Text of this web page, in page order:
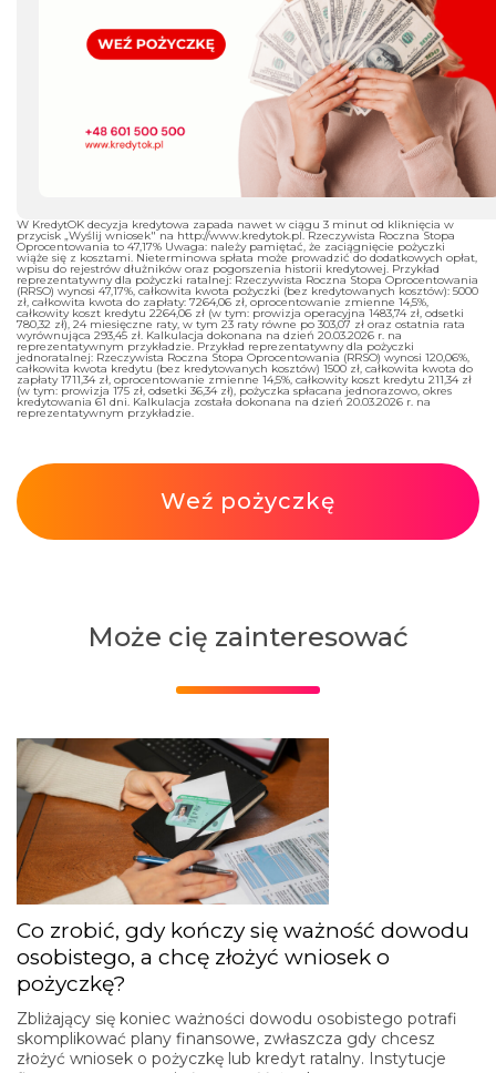
W KredytOK decyzja kredytowa zapada nawet w ciągu 3 minut od kliknięcia w
przycisk „Wyślij wniosek" na http://www.kredytok.pl. Rzeczywista Roczna Stopa
Oprocentowania to 47,17% Uwaga: należy pamiętać, że zaciągnięcie pożyczki
wiąże się z kosztami. Nieterminowa spłata może prowadzić do dodatkowych opłat,
wpisu do rejestrów dłużników oraz pogorszenia historii kredytowej. Przykład
reprezentatywny dla pożyczki ratalnej: Rzeczywista Roczna Stopa Oprocentowania
(RRSO) wynosi 47,17%, całkowita kwota pożyczki (bez kredytowanych kosztów): 5000
zł, całkowita kwota do zapłaty: 7264,06 zł, oprocentowanie zmienne 14,5%,
całkowity koszt kredytu 2264,06 zł (w tym: prowizja operacyjna 1483,74 zł, odsetki
780,32 zł), 24 miesięczne raty, w tym 23 raty równe po 303,07 zł oraz ostatnia rata
wyrównująca 293,45 zł. Kalkulacja dokonana na dzień 20.03.2026 r. na
reprezentatywnym przykładzie. Przykład reprezentatywny dla pożyczki
jednoratalnej: Rzeczywista Roczna Stopa Oprocentowania (RRSO) wynosi 120,06%,
całkowita kwota kredytu (bez kredytowanych kosztów) 1500 zł, całkowita kwota do
zapłaty 1711,34 zł, oprocentowanie zmienne 14,5%, całkowity koszt kredytu 211,34 zł
(w tym: prowizja 175 zł, odsetki 36,34 zł), pożyczka spłacana jednorazowo, okres
kredytowania 61 dni. Kalkulacja została dokonana na dzień 20.03.2026 r. na
reprezentatywnym przykładzie.
Weź pożyczkę
Może cię zainteresować
Co zrobić, gdy kończy się ważność dowodu
osobistego, a chcę złożyć wniosek o
pożyczkę?
Zbliżający się koniec ważności dowodu osobistego potrafi
skomplikować plany finansowe, zwłaszcza gdy chcesz
złożyć wniosek o pożyczkę lub kredyt ratalny. Instytucje